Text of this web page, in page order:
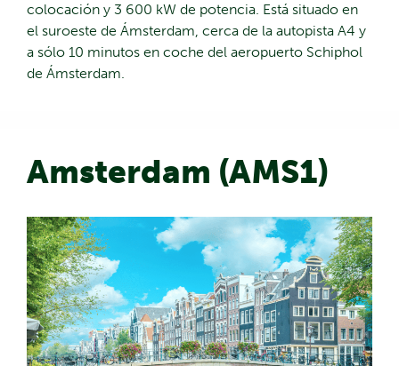
colocación y 3 600 kW de potencia. Está situado en
el suroeste de Ámsterdam, cerca de la autopista A4 y
a sólo 10 minutos en coche del aeropuerto Schiphol
de Ámsterdam.
Amsterdam (AMS1)